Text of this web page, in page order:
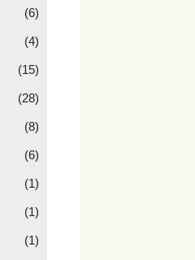
(6)
(4)
(15)
(28)
(8)
(6)
(1)
(1)
(1)